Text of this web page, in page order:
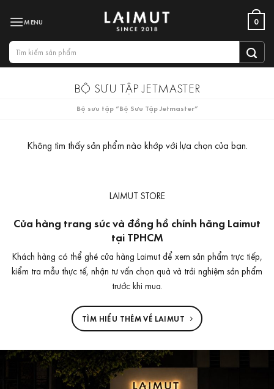
qua
nội
dung
0
Tìm
kiếm:
BỘ SƯU TẬP JETMASTER
Bộ sưu tập “Bộ Sưu Tập Jetmaster”
Không tìm thấy sản phẩm nào khớp với lựa chọn của bạn.
LAIMUT STORE
Cửa hàng trang sức và đồng hồ chính hãng Laimut
tại TPHCM
Khách hàng có thể ghé cửa hàng Laimut để xem sản phẩm trực tiếp,
kiểm tra mẫu thực tế, nhận tư vấn chọn quà và trải nghiệm sản phẩm
trước khi mua.
TÌM HIỂU THÊM VỀ LAIMUT